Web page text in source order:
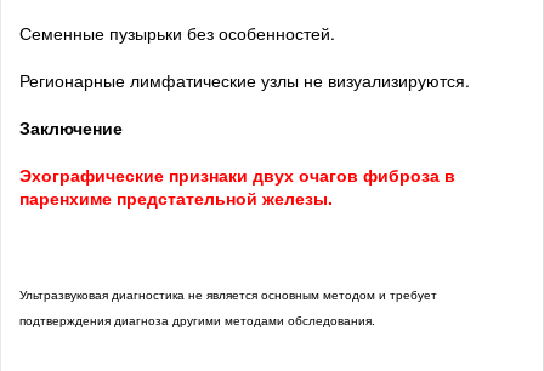
Семенные пузырьки без особенностей.
Регионарные лимфатические узлы не визуализируются.
Заключение
Эхографические признаки двух очагов фиброза в
паренхиме предстательной железы.
Ультразвуковая диагностика не является основным методом и требует
подтверждения диагноза другими методами обследования.